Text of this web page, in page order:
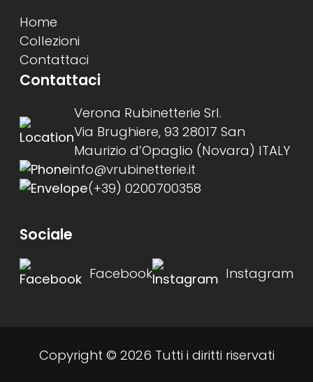
Home
Collezioni
Contattaci
Contattaci
Verona Rubinetterie Srl.
Via Brughiere, 93 28017 San
Maurizio d’Opaglio (Novara) ITALY
info@vrubinetterie.it
(+39) 0200700358
Sociale
Facebook Instagram
Copyright © 2026 Tutti i diritti riservati